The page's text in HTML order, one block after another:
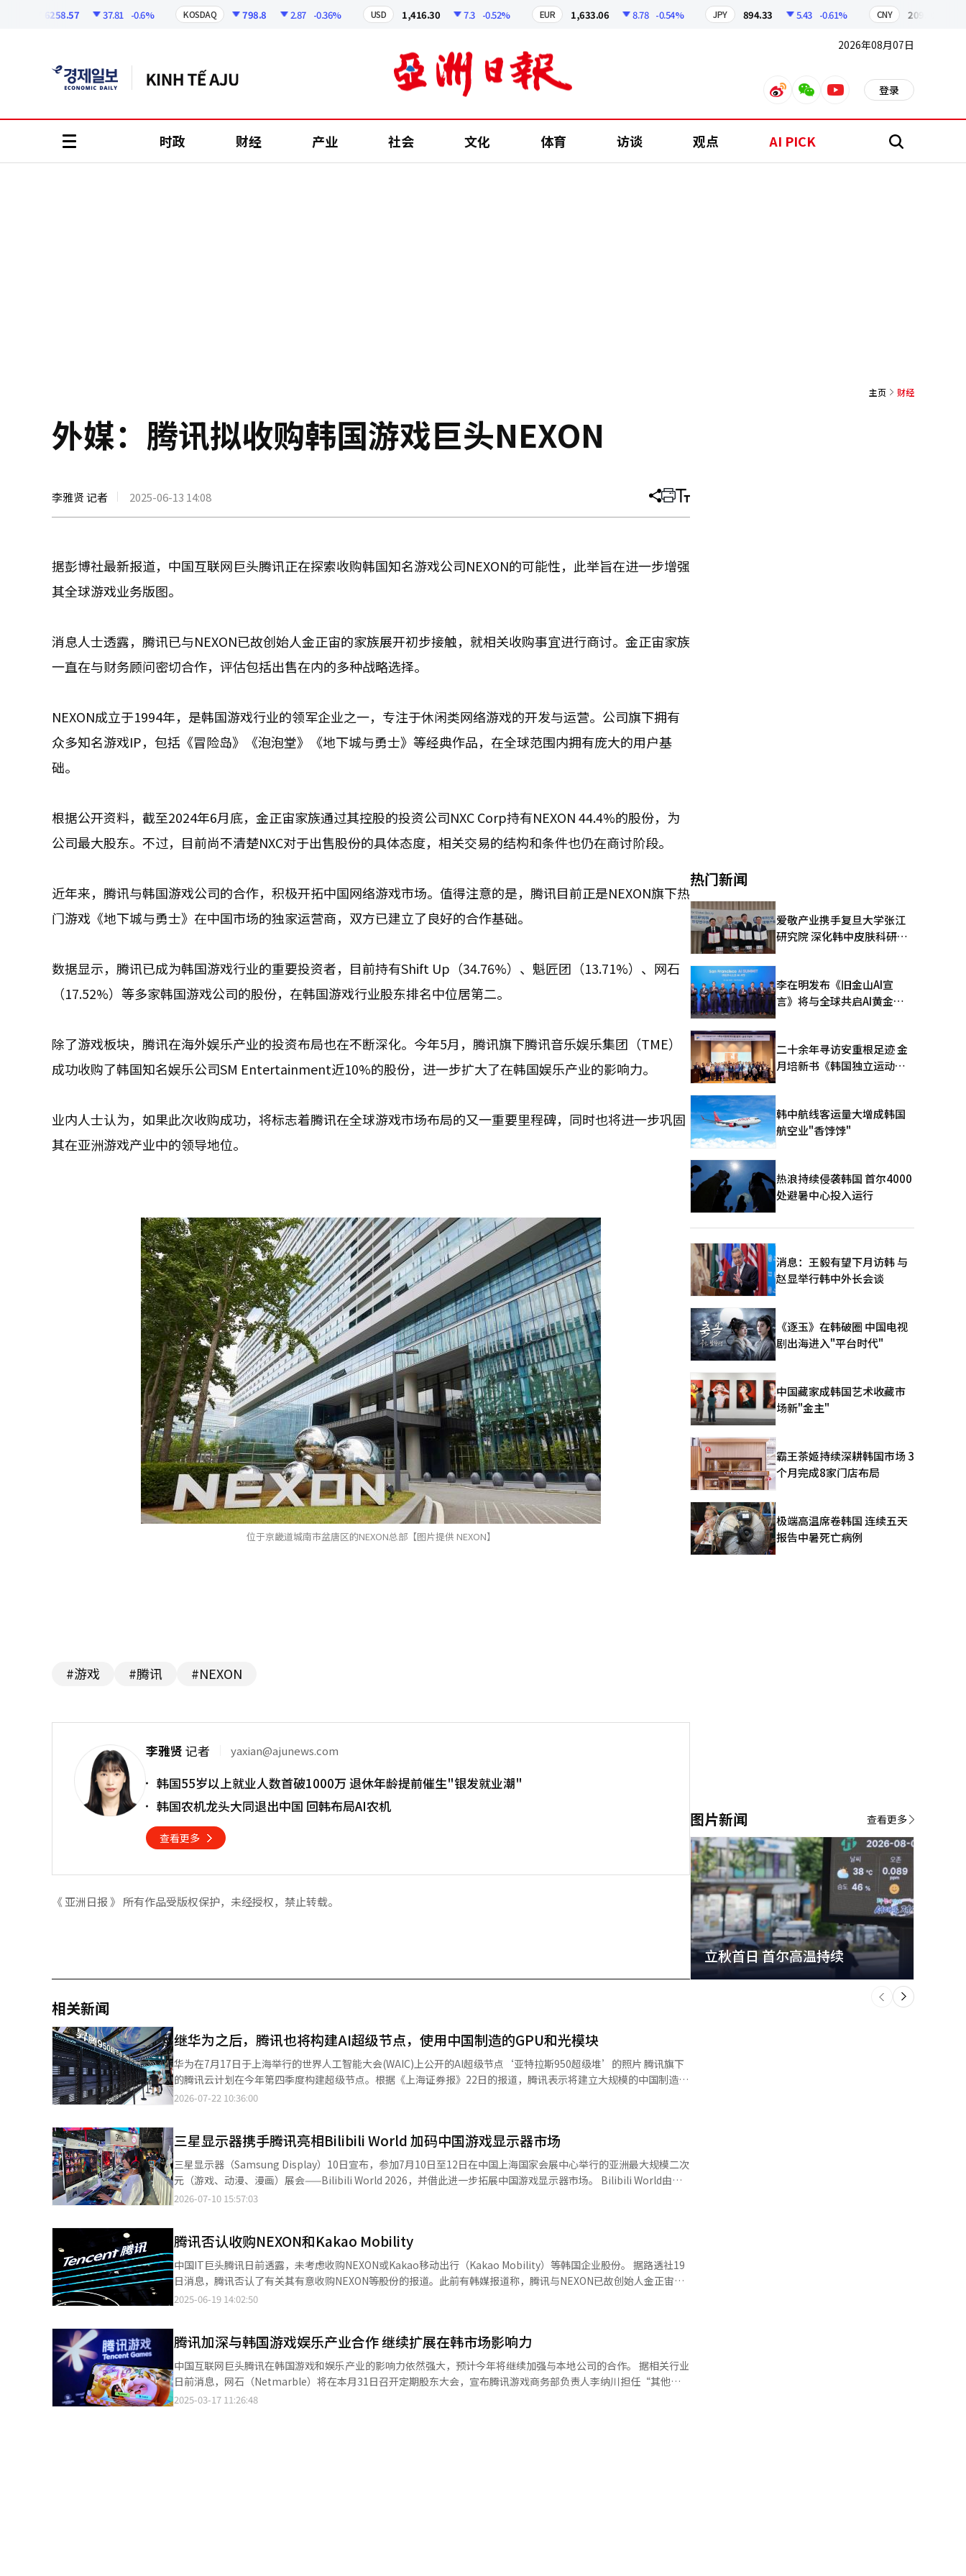
6258.57 37.81 -0.6% KOSDAQ 798.8 2.87 -0.36% USD 1,416.30 7.3 -0.52% EUR 1,633.06 8.78 -0.54% JPY 894.33 5.43 -0.61% CNY 209.92
2026年08月07日
weiboweixinyoutube 登录
时政 财经 产业 社会 文化 体育 访谈 观点 AI PICK 搜
主页 财经
外媒：腾讯拟收购韩国游戏巨头NEXON
李雅贤 记者 2025-06-13 14:08 分
文
打 调
大
据彭博社最新报道，中国互联网巨头腾讯正在探索收购韩国知名游戏公司NEXON的可能性，此举旨在进一步增强
其全球游戏业务版图。
消息人士透露，腾讯已与NEXON已故创始人金正宙的家族展开初步接触，就相关收购事宜进行商讨。金正宙家族
一直在与财务顾问密切合作，评估包括出售在内的多种战略选择。
NEXON成立于1994年，是韩国游戏行业的领军企业之一，专注于休闲类网络游戏的开发与运营。公司旗下拥有
众多知名游戏IP，包括《冒险岛》《泡泡堂》《地下城与勇士》等经典作品，在全球范围内拥有庞大的用户基
础。
根据公开资料，截至2024年6月底，金正宙家族通过其控股的投资公司NXC Corp持有NEXON 44.4%的股份，为
公司最大股东。不过，目前尚不清楚NXC对于出售股份的具体态度，相关交易的结构和条件也仍在商讨阶段。
近年来，腾讯与韩国游戏公司的合作，积极开拓中国网络游戏市场。值得注意的是，腾讯目前正是NEXON旗下热
门游戏《地下城与勇士》在中国市场的独家运营商，双方已建立了良好的合作基础。
数据显示，腾讯已成为韩国游戏行业的重要投资者，目前持有Shift Up（34.76%）、魁匠团（13.71%）、网石
（17.52%）等多家韩国游戏公司的股份，在韩国游戏行业股东排名中位居第二。
除了游戏板块，腾讯在海外娱乐产业的投资布局也在不断深化。今年5月，腾讯旗下腾讯音乐娱乐集团（TME）
成功收购了韩国知名娱乐公司SM Entertainment近10%的股份，进一步扩大了在韩国娱乐产业的影响力。
业内人士认为，如果此次收购成功，将标志着腾讯在全球游戏市场布局的又一重要里程碑，同时也将进一步巩固
其在亚洲游戏产业中的领导地位。
位于京畿道城南市盆唐区的NEXON总部【图片提供 NEXON】
#游戏 #腾讯 #NEXON
李雅贤 记者 yaxian@ajunews.com
韩国55岁以上就业人数首破1000万 退休年龄提前催生"银发就业潮"
韩国农机龙头大同退出中国 回韩布局AI农机
查看更多
《 亚洲日报 》 所有作品受版权保护，未经授权，禁止转载。
相关新闻
继华为之后，腾讯也将构建AI超级节点，使用中国制造的GPU和光模块
华为在7月17日于上海举行的世界人工智能大会(WAIC)上公开的AI超级节点‘亚特拉斯950超级堆’的照片 腾讯旗下
的腾讯云计划在今年第四季度构建超级节点。根据《上海证券报》22日的报道，腾讯表示将建立大规模的中国制造AI
运算能力，以极大降低推理成本。 超级节点是将数千个AI半导体连接成一个巨大的计算机的超大型AI计算系统。为了
是一种将光模块放置在芯片旁边，通过光信号传输数据的系统。这可以减少电力消耗和发热，从而自然降低成本。
NPO是一项处于商业化初期阶段的技术，光模块、开关和封装技术之间需要相互兼容。腾讯强调，为此国内外行业应
共同制定NPO标准。 腾讯云为中国主要AI初创企业和企业客户提供AI基础设施服务。通过构建超级节点，腾讯的目标
是以更低的成本提供服务。 另一方面，由于美国对半导体的制裁，中国无法获得英伟达最新的AI半导体。因此，中国
选择将性能较低的国产AI半导体连接成大规模集群，以弥补芯片性能的不足。 华为在7月17日于上海举行的世界人工
8192个神经网络处理器(NPU)，以进行数万亿参数的大型语言模型(LLM)的训练和推理。华为的超级节点配备了其自
主开发的AI芯片昇腾。※ 本报道经人工智能（AI）系统翻译与编辑。
2026-07-22 10:36:00
三星显示器携手腾讯亮相Bilibili World 加码中国游戏显示器市场
三星显示器（Samsung Display）10日宣布，参加7月10日至12日在中国上海国家会展中心举行的亚洲最大规模二次
元（游戏、动漫、漫画）展会——Bilibili World 2026，并借此进一步拓展中国游戏显示器市场。 Bilibili World由中
国内容平台哔哩哔哩（Bilibili）自2017年起举办，是中国规模最大的泛二次元展会之一。去年展会吸引来自20多个
有机发光二极管）面板的智能手机、笔记本电脑、显示器等50余款产品，并设置沉浸式游戏体验区，让观众现场体验
OLED在高画质、高刷新率及快速响应等方面的显示优势，进一步提升OLED品牌在中国年轻消费群体中的认知度。
值得关注的是，三星显示器此次与中国游戏巨头腾讯合作，以腾讯新作《王者荣耀：世界》为主题打造展区，还原游
戏场景，并通过现场试玩展示OLED显示技术在色彩表现、对比度和游戏体验方面的优势，吸引现场玩家体验。 展会
期间，三星显示器还首次发布面向游戏笔记本市场的OLED品牌“OBLYX”，进一步拓展全球游戏笔记本市场。三星
步扩大OLED产品在游戏显示领域的应用。 目前，中国拥有约6.8亿游戏用户，是全球最大的游戏市场。随着移动游戏
持续发展和3A（AAA）游戏不断普及，高性能游戏设备需求持续增长。市场研究机构Omdia数据显示，2023年至去
年，中国游戏OLED笔记本市场年均复合增长率高达1449%，远高于全球平均405%；同期，中国市场占全球游戏
OLED笔记本市场的比重由4%升至38%，已成为全球增长最快的核心市场之一。 业内认为，在中国游戏产业和电竞
生态持续发展的带动下，高端OLED游戏显示产品需求仍有望保持快速增长，显示面板厂商围绕游戏市场的竞争也将
2026-07-10 15:57:03
腾讯否认收购NEXON和Kakao Mobility
中国IT巨头腾讯日前透露，未考虑收购NEXON或Kakao移动出行（Kakao Mobility）等韩国企业股份。 据路透社19
日消息，腾讯否认了有关其有意收购NEXON等股份的报道。此前有韩媒报道称，腾讯与NEXON已故创始人金正宙家
族展开接洽，探讨收购NEXON的可能性。彭博社本月12日也报道称，腾讯计划斥资150亿美元收购在日本上市的
游戏发行商之一，腾讯虽广泛布局全球游戏市场，但在多数战略性投资中持谨慎态度，通常投资规模为数亿美元。除
2016年以数十亿美元收购芬兰游戏公司Supercell外，腾讯近年来的最大一笔交易，是今年初以13亿美元收购法国育
碧旗下子公司四分之一股份。 这位人士还表示，腾讯与NEXON已在中国市场建立了稳定的合作关系，包括联合发行
热门手游《地下城与勇士》。鉴于该游戏在中国的强劲表现，双方正就进一步开发本地化中文内容展开讨论。因此，
2025-06-19 14:02:50
腾讯加深与韩国游戏娱乐产业合作 继续扩展在韩市场影响力
中国互联网巨头腾讯在韩国游戏和娱乐产业的影响力依然强大，预计今年将继续加强与本地公司的合作。 据相关行业
日前消息，网石（Netmarble）将在本月31日召开定期股东大会，宣布腾讯游戏商务部负责人李纳川担任“其他非
常任理事”。李纳川的任命是为了填补腾讯游戏副总经理Kelis Piao离职后产生的空缺。 Kelis Piao，韩国裔中国
2025-03-17 11:26:48
热门新闻
爱敬产业携手复旦大学张江
研究院 深化韩中皮肤科研合
李在明发布《旧金山AI宣
言》将与全球共启AI黄金时
二十余年寻访安重根足迹 金
月培新书《韩国独立运动圣
韩中航线客运量大增成韩国
航空业"香饽饽"
热浪持续侵袭韩国 首尔4000
处避暑中心投入运行
消息：王毅有望下月访韩 与
赵显举行韩中外长会谈
《逐玉》在韩破圈 中国电视
剧出海进入"平台时代"
中国藏家成韩国艺术收藏市
场新"金主"
霸王茶姬持续深耕韩国市场 3
个月完成8家门店布局
极端高温席卷韩国 连续五天
报告中暑死亡病例
图片新闻
立秋首日 首尔高温持续
下
一
个
查看更多